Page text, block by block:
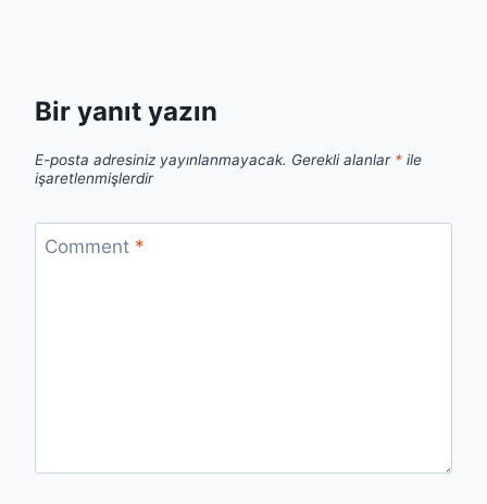
Bir yanıt yazın
E-posta adresiniz yayınlanmayacak. Gerekli alanlar * ile
işaretlenmişlerdir
Comment *